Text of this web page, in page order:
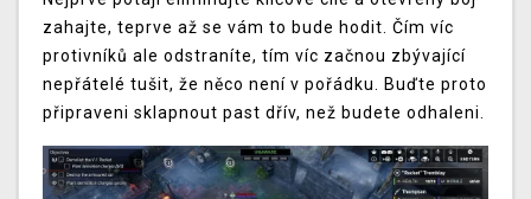
zahajte, teprve až se vám to bude hodit. Čím víc
protivníků ale odstraníte, tím víc začnou zbývající
nepřátelé tušit, že něco není v pořádku. Buďte proto
připraveni sklapnout past dřív, než budete odhaleni.